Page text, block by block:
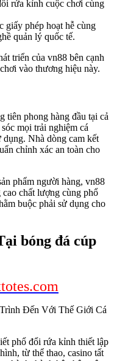
rứa kỉnh cuộc chơi cùng
giấy phép hoạt hễ cùng
quản lý quốc tế.
triển của vn88 bên cạnh
vào thương hiệu này.
tiên phong hàng đầu tại cả
mọi trải nghiệm cá
Nhà dòng cam kết
chỉnh xác an toàn cho
phẩm người hàng, vn88
chất lượng cùng phổ
buộc phải sử dụng cho
bóng đá cúp
phổ đổi rứa kỉnh thiết lập
từ thể thao, casino tất